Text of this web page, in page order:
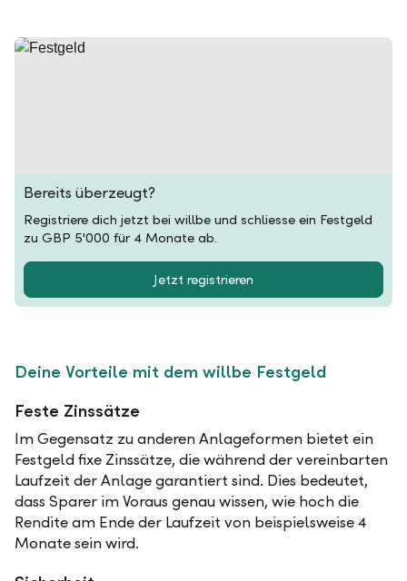
Bereits überzeugt?
Registriere dich jetzt bei willbe und schliesse ein Festgeld
zu GBP 5'000 für 4 Monate ab.
Jetzt registrieren
Deine Vorteile mit dem willbe Festgeld
Feste Zinssätze
Im Gegensatz zu anderen Anlageformen bietet ein
Festgeld fixe Zinssätze, die während der vereinbarten
Laufzeit der Anlage garantiert sind. Dies bedeutet,
dass Sparer im Voraus genau wissen, wie hoch die
Rendite am Ende der Laufzeit von beispielsweise 4
Monate sein wird.